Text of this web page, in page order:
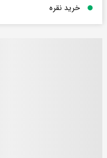
خرید نقره